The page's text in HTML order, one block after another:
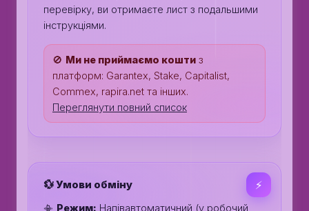
перевірку, ви отримаєте лист з подальшими
інструкціями.
🚫 Ми не приймаємо кошти з
платформ: Garantex, Stake, Capitalist,
Commex, rapira.net та інших.
Переглянути повний список
⚡️
💱 Умови обміну
📳 Режим: Напівавтоматичний (у робочий